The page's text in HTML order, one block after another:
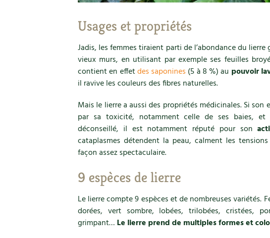
Usages et propriétés
Jadis, les femmes tiraient parti de l’abondance du lierre
vieux murs, en utilisant par exemple ses feuilles
contient en effetdes saponines (5 à 8 %) au pouvoir
il ravive les couleurs des fibres naturelles.
Mais le lierre a aussi des propriétés médicinales. Si
par sa toxicité, notamment celle de ses baies, et
déconseillé, il est notamment réputé pour son
cataplasmes détendent la peau, calment les
façon assez spectaculaire.
9 espèces de lierre
Le lierre compte 9 espèces et de nombreuses variétés.
dorées, vert sombre, lobées, trilobées, cristées,
grimpant… Le lierre prend de multiples formes et